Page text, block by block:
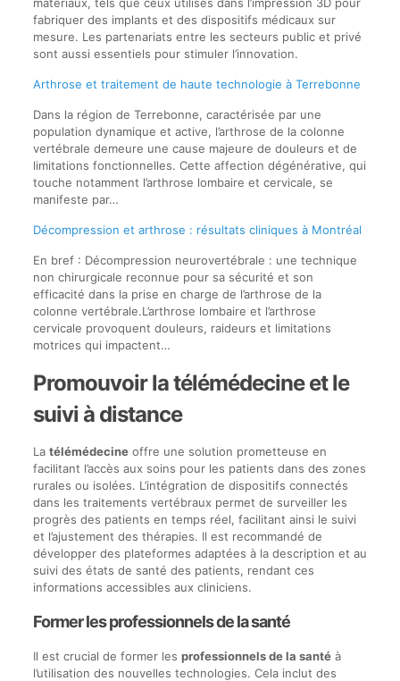
fabriquer des implants et des dispositifs médicaux sur
mesure. Les partenariats entre les secteurs public et privé
sont aussi essentiels pour stimuler l’innovation.
Arthrose et traitement de haute technologie à Terrebonne
Dans la région de Terrebonne, caractérisée par une
population dynamique et active, l’arthrose de la colonne
vertébrale demeure une cause majeure de douleurs et de
limitations fonctionnelles. Cette affection dégénérative, qui
touche notamment l’arthrose lombaire et cervicale, se
manifeste par…
Décompression et arthrose : résultats cliniques à Montréal
En bref : Décompression neurovertébrale : une technique
non chirurgicale reconnue pour sa sécurité et son
efficacité dans la prise en charge de l’arthrose de la
colonne vertébrale.L’arthrose lombaire et l’arthrose
cervicale provoquent douleurs, raideurs et limitations
motrices qui impactent…
Promouvoir la télémédecine et le
suivi à distance
La télémédecineoffre une solution prometteuse en
facilitant l’accès aux soins pour les patients dans des zones
rurales ou isolées. L’intégration de dispositifs connectés
dans les traitements vertébraux permet de surveiller les
progrès des patients en temps réel, facilitant ainsi le suivi
et l’ajustement des thérapies. Il est recommandé de
développer des plateformes adaptées à la description et au
suivi des états de santé des patients, rendant ces
informations accessibles aux cliniciens.
Former les professionnels de la santé
Il est crucial de former les professionnels de la santéà
l’utilisation des nouvelles technologies. Cela inclut des